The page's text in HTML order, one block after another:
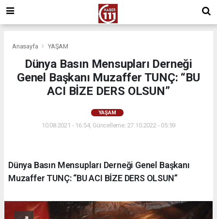
Anasayfa YAŞAM
Dünya Basın Mensupları Derneği
Genel Başkanı Muzaffer TUNÇ: “BU
ACI BİZE DERS OLSUN”
YAŞAM
10.08.2021 - 16:54, Güncelleme: 27.10.2022 - 05:59
Dünya Basın Mensupları Derneği Genel Başkanı
Muzaffer TUNÇ: “BU ACI BİZE DERS OLSUN”